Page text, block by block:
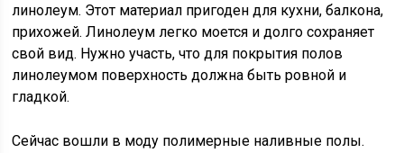
линолеум. Этот материал пригоден для кухни, балкона,
прихожей. Линолеум легко моется и долго сохраняет
свой вид. Нужно участь, что для покрытия полов
линолеумом поверхность должна быть ровной и
гладкой.
Сейчас вошли в моду полимерные наливные полы.